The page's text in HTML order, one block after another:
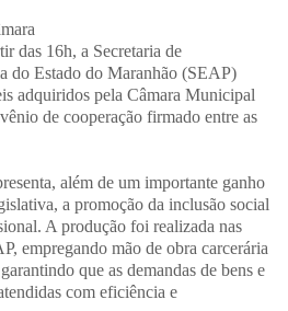
das 16h, a Secretaria de
do Estado do Maranhão (SEAP)
adquiridos pela Câmara Municipal
de cooperação firmado entre as
além de um importante ganho
a promoção da inclusão social
A produção foi realizada nas
empregando mão de obra carcerária
que as demandas de bens e
com eficiência e